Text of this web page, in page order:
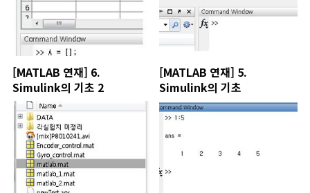
[MATLAB 연재] 6.
Simulink의 기초 2
[MATLAB 연재] 5.
Simulink의 기초